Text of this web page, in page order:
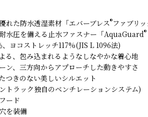
れた防水透湿素材「エバーブレス®ファブリ
水圧を備える止水ファスナー「AquaGuard®
、ヨコストレッチ117%(JIS L 1096法)
る、包み込まれるようなしなやかな着心地
ン、三方向からアプローチした動きやすさ
つきのない美しいシルエット
トラック独自のベンチレーションシステム)
ード
を装備